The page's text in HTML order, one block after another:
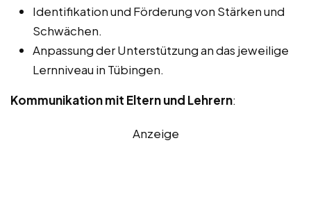
Identifikation und Förderung von Stärken und
Schwächen.
Anpassung der Unterstützung an das jeweilige
Lernniveau in Tübingen.
Kommunikation mit Eltern und Lehrern:
Anzeige